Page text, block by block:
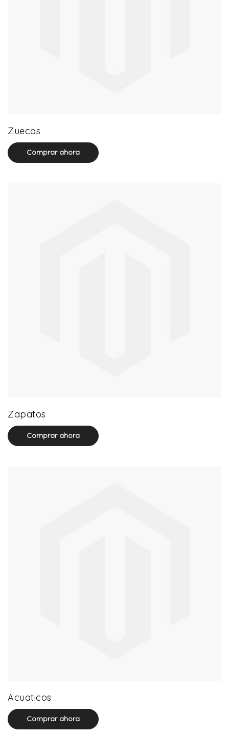
Zuecos
Comprar ahora
Zapatos
Comprar ahora
Acuaticos
Comprar ahora